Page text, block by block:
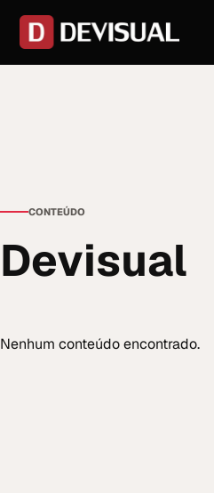
CONTEÚDO
Devisual
Nenhum conteúdo encontrado.